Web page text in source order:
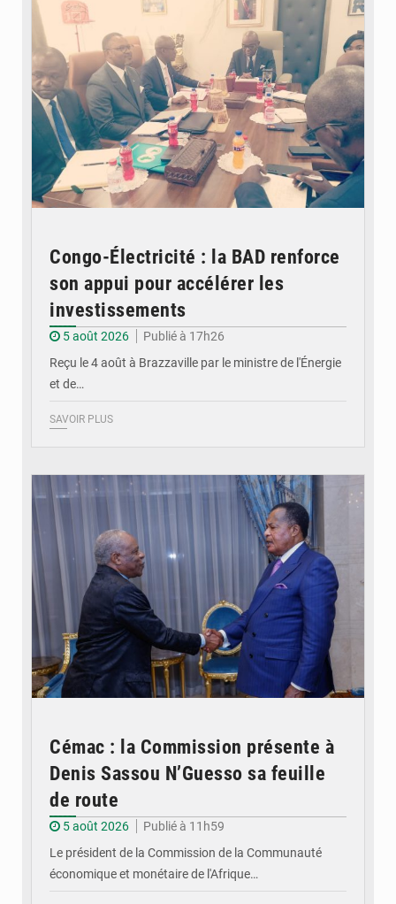
Congo-Électricité : la BAD renforce
son appui pour accélérer les
investissements
5 août 2026
Publié à 17h26
Reçu le 4 août à Brazzaville par le ministre de l'Énergie
et de…
SAVOIR PLUS
Cémac : la Commission présente à
Denis Sassou N’Guesso sa feuille
de route
5 août 2026
Publié à 11h59
Le président de la Commission de la Communauté
économique et monétaire de l'Afrique…